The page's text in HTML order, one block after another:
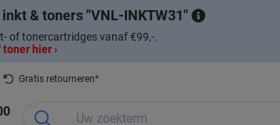
inkt & toners VNL-INKTW31
of tonercartridges vanaf €99,-.
hier ›
Gratis retourneren*